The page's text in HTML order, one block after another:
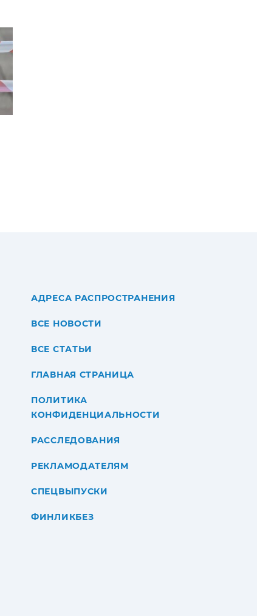
АДРЕСА РАСПРОСТРАНЕНИЯ
ВСЕ НОВОСТИ
ВСЕ СТАТЬИ
ГЛАВНАЯ СТРАНИЦА
ПОЛИТИКА
КОНФИДЕНЦИАЛЬНОСТИ
РАССЛЕДОВАНИЯ
РЕКЛАМОДАТЕЛЯМ
СПЕЦВЫПУСКИ
ФИНЛИКБЕЗ